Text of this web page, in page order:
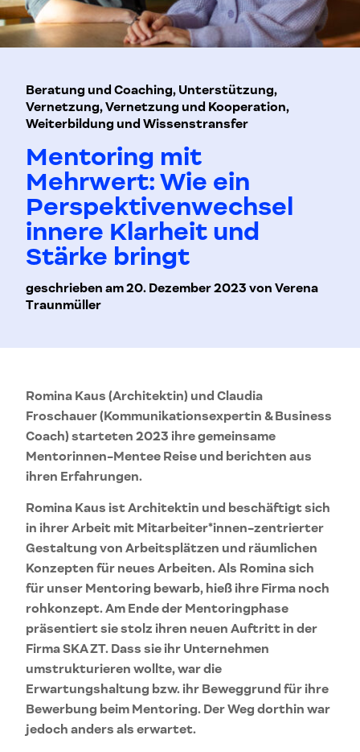
Beratung und Coaching, Unterstützung,
Vernetzung, Vernetzung und Kooperation,
Weiterbildung und Wissenstransfer
Mentoring mit
Mehrwert: Wie ein
Perspektivenwechsel
innere Klarheit und
Stärke bringt
geschrieben am 20. Dezember 2023 von Verena
Traunmüller
Romina Kaus (Architektin) und Claudia
Froschauer (Kommunikationsexpertin & Business
Coach) starteten 2023 ihre gemeinsame
Mentorinnen-Mentee Reise und berichten aus
ihren Erfahrungen.
Romina Kaus ist Architektin und beschäftigt sich
in ihrer Arbeit mit Mitarbeiter*innen-zentrierter
Gestaltung von Arbeitsplätzen und räumlichen
Konzepten für neues Arbeiten. Als Romina sich
für unser Mentoring bewarb, hieß ihre Firma noch
rohkonzept. Am Ende der Mentoringphase
präsentiert sie stolz ihren neuen Auftritt in der
Firma SKA ZT. Dass sie ihr Unternehmen
umstrukturieren wollte, war die
Erwartungshaltung bzw. ihr Beweggrund für ihre
Bewerbung beim Mentoring. Der Weg dorthin war
jedoch anders als erwartet.